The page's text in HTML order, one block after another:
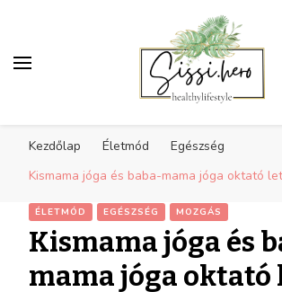
inspiráció
életmódra
Kezdőlap Életmód
Egészség
Kismama jóga és baba-mama jóga oktató
ÉLETMÓD EGÉSZSÉG MOZGÁS
Kismama jóga és
mama jóga oktató